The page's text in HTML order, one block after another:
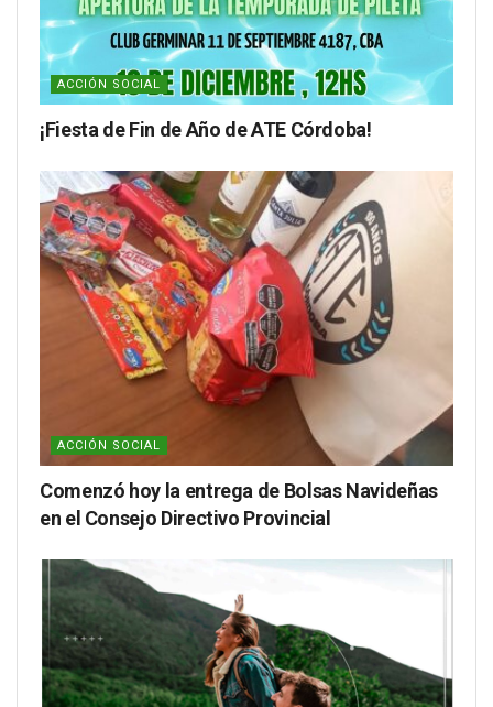
ACCIÓN SOCIAL
¡Fiesta de Fin de Año de ATE Córdoba!
ACCIÓN SOCIAL
Comenzó hoy la entrega de Bolsas Navideñas
en el Consejo Directivo Provincial